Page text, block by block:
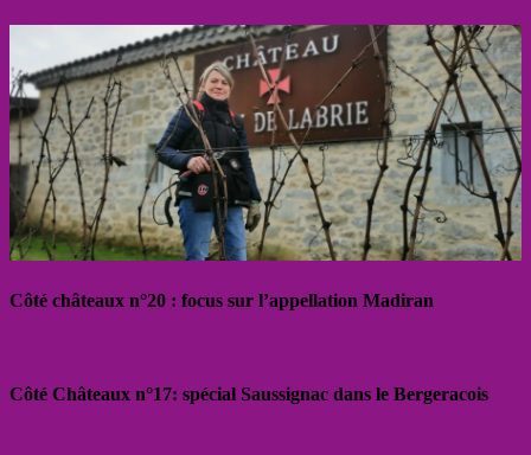
Côté châteaux n°20 : focus sur l’appellation Madiran
Côté Châteaux n°17: spécial Saussignac dans le Bergeracois